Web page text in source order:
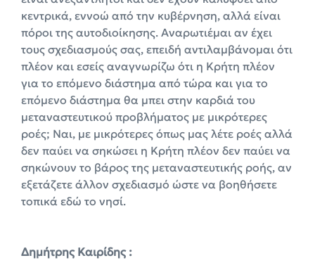
κεντρικά, εννοώ από την κυβέρνηση, αλλά είναι
πόροι της αυτοδιοίκησης. Αναρωτιέμαι αν έχει
τους σχεδιασμούς σας, επειδή αντιλαμβάνομαι ότι
πλέον και εσείς αναγνωρίζω ότι η Κρήτη πλέον
για το επόμενο διάστημα από τώρα και για το
επόμενο διάστημα θα μπει στην καρδιά του
μεταναστευτικού προβλήματος με μικρότερες
ροές; Ναι, με μικρότερες όπως μας λέτε ροές αλλά
δεν παύει να σηκώσει η Κρήτη πλέον δεν παύει να
σηκώνουν το βάρος της μεταναστευτικής ροής, αν
εξετάζετε άλλον σχεδιασμό ώστε να βοηθήσετε
τοπικά εδώ το νησί.
Δημήτρης Καιρίδης :